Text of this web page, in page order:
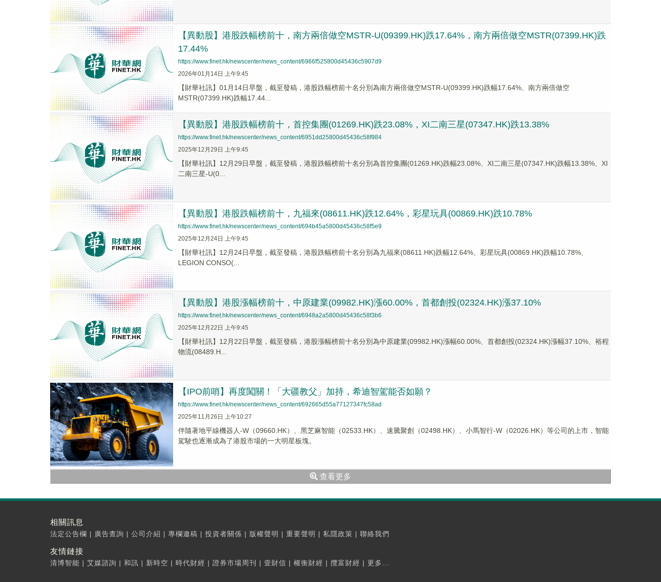
【異動股】港股跌幅榜前十，南方兩倍做空MSTR-U(09399.HK)跌17.64%，南方兩倍做空MSTR(07399.HK)跌
17.44%
https://www.finet.hk/newscenter/news_content/6966f525800d45436c5907d9
2026年01月14日 上午9:45
【財華社訊】01月14日早盤，截至發稿，港股跌幅榜前十名分別為南方兩倍做空MSTR-U(09399.HK)跌幅17.64%、南方兩倍做空
MSTR(07399.HK)跌幅17.44...
【異動股】港股跌幅榜前十，首控集團(01269.HK)跌23.08%，XI二南三星(07347.HK)跌13.38%
https://www.finet.hk/newscenter/news_content/6951dd25800d45436c58f984
2025年12月29日 上午9:45
【財華社訊】12月29日早盤，截至發稿，港股跌幅榜前十名分別為首控集團(01269.HK)跌幅23.08%、XI二南三星(07347.HK)跌幅13.38%、XI
二南三星-U(0...
【異動股】港股跌幅榜前十，九福來(08611.HK)跌12.64%，彩星玩具(00869.HK)跌10.78%
https://www.finet.hk/newscenter/news_content/694b45a5800d45436c58f5e9
2025年12月24日 上午9:45
【財華社訊】12月24日早盤，截至發稿，港股跌幅榜前十名分別為九福來(08611.HK)跌幅12.64%、彩星玩具(00869.HK)跌幅10.78%、
LEGION CONSO(...
【異動股】港股漲幅榜前十，中原建業(09982.HK)漲60.00%，首都創投(02324.HK)漲37.10%
https://www.finet.hk/newscenter/news_content/6948a2a5800d45436c58f3b6
2025年12月22日 上午9:45
【財華社訊】12月22日早盤，截至發稿，港股漲幅榜前十名分別為中原建業(09982.HK)漲幅60.00%、首都創投(02324.HK)漲幅37.10%、裕程
物流(08489.H...
【IPO前哨】再度闖關！「大疆教父」加持，希迪智駕能否如願？
https://www.finet.hk/newscenter/news_content/692665d55a77127347fc58ad
2025年11月26日 上午10:27
伴隨著地平線機器人-W（09660.HK）、黑芝麻智能（02533.HK）、速騰聚創（02498.HK）、小馬智行-W（02026.HK）等公司的上市，智能
駕駛也逐漸成為了港股市場的一大明星板塊。
查看更多
相關訊息
法定公告欄 | 廣告查詢 | 公司介紹 | 專欄邀稿 | 投資者關係 | 版權聲明 | 重要聲明 | 私隱政策 | 聯絡我們
友情鏈接
清博智能 | 艾媒諮詢 | 和訊 | 新時空 | 時代財經 | 證券市場周刊 | 壹財信 | 權衡財經 | 攬富財經 | 更多...